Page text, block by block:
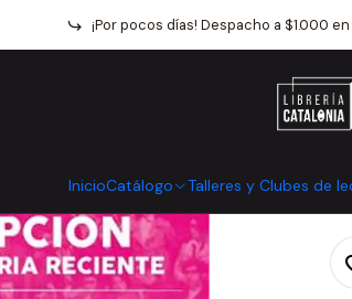
InicioCatálogo Talleres y Clubes de
¡Por pocos días! Despacho a $1.000
Catálogo Ciencias Sociales Historia De
|